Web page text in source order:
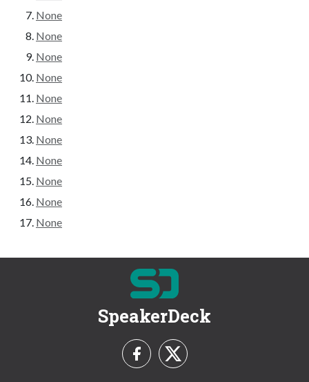
None
None
None
None
None
None
None
None
None
None
None
SpeakerDeck